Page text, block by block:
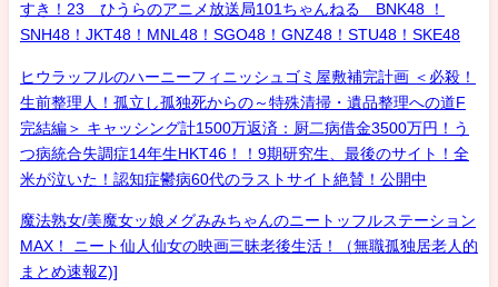
すき！23 ひうらのアニメ放送局101ちゃんねる BNK48 ！
SNH48！JKT48！MNL48！SGO48！GNZ48！STU48！SKE48
ヒウラッフルのハーニーフィニッシュゴミ屋敷補完計画 ＜必殺！
生前整理人！孤立し孤独死からの～特殊清掃・遺品整理への道F
完結編＞ キャッシング計1500万返済：厨二病借金3500万円！う
つ病統合失調症14年生HKT46！！9期研究生、最後のサイト！全
米が泣いた！認知症鬱病60代のラストサイト絶賛！公開中
魔法熟女/美魔女ッ娘メグみみちゃんのニートッフルステーション
MAX！ ニート仙人仙女の映画三昧老後生活！（無職孤独居老人的
まとめ速報Z)]